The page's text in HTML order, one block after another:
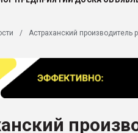
выходит на
рынке
Астраханский производитель